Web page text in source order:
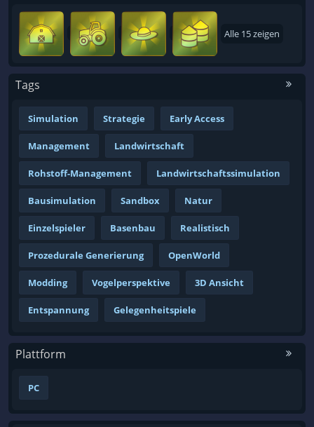
Alle 15 zeigen
Tags
Simulation Strategie Early Access
Management Landwirtschaft
Rohstoff-Management Landwirtschaftssimulation
Bausimulation Sandbox Natur
Einzelspieler Basenbau Realistisch
Prozedurale Generierung OpenWorld
Modding Vogelperspektive 3D Ansicht
Entspannung Gelegenheitspiele
Plattform
PC